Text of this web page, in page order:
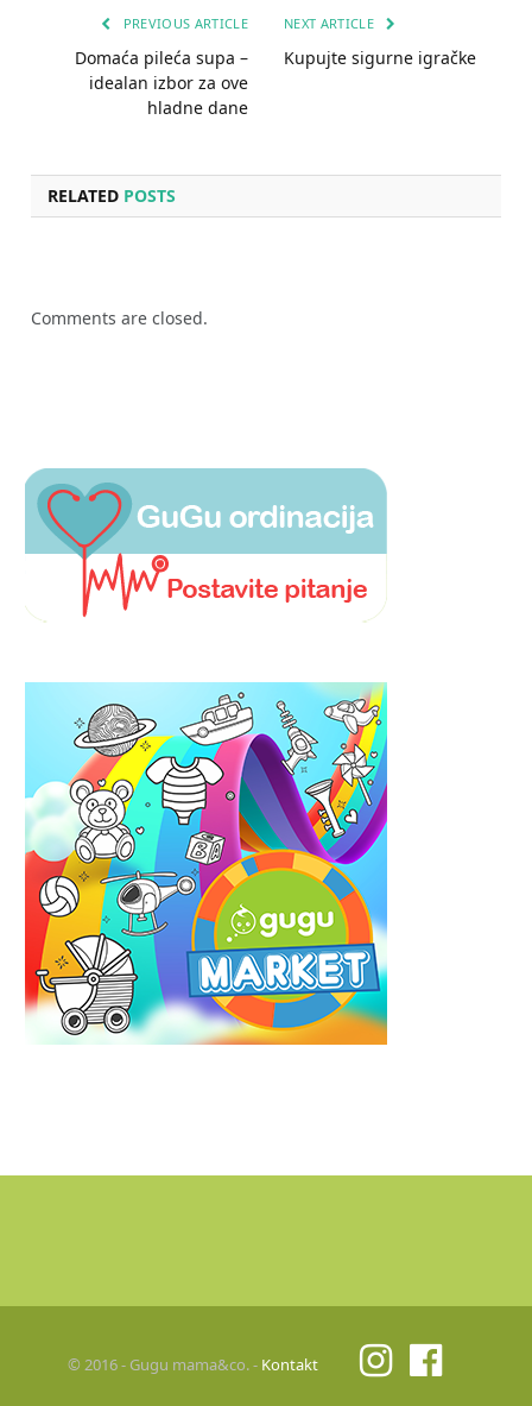
PREVIOUS ARTICLE
Domaća pileća supa –
idealan izbor za ove
hladne dane
NEXT ARTICLE
Kupujte sigurne igračke
RELATED POSTS
Comments are closed.
© 2016 - Gugu mama&co. - Kontakt